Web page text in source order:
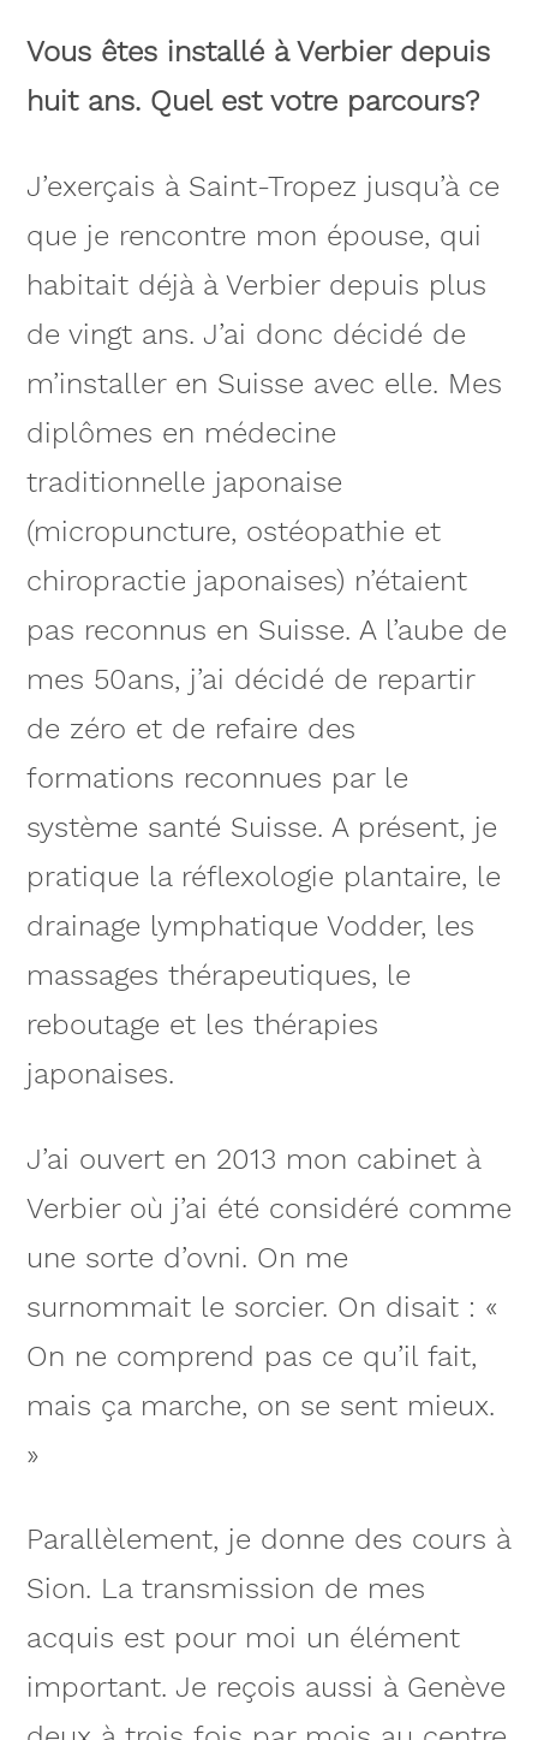
Vous êtes installé à Verbier depuis
huit ans. Quel est votre parcours?
J’exerçais à Saint-Tropez jusqu’à ce
que je rencontre mon épouse, qui
habitait déjà à Verbier depuis plus
de vingt ans. J’ai donc décidé de
m’installer en Suisse avec elle. Mes
diplômes en médecine
traditionnelle japonaise
(micropuncture, ostéopathie et
chiropractie japonaises) n’étaient
pas reconnus en Suisse. A l’aube de
mes 50ans, j’ai décidé de repartir
de zéro et de refaire des
formations reconnues par le
système santé Suisse. A présent, je
pratique la réflexologie plantaire, le
drainage lymphatique Vodder, les
massages thérapeutiques, le
reboutage et les thérapies
japonaises.
J’ai ouvert en 2013 mon cabinet à
Verbier où j’ai été considéré comme
une sorte d’ovni. On me
surnommait le sorcier. On disait : «
On ne comprend pas ce qu’il fait,
mais ça marche, on se sent mieux.
»
Parallèlement, je donne des cours à
Sion. La transmission de mes
acquis est pour moi un élément
important. Je reçois aussi à Genève